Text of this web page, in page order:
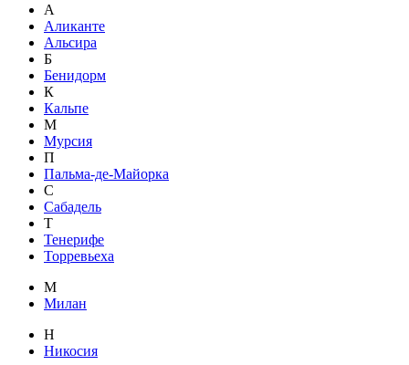
А
Аликанте
Альсира
Б
Бенидорм
К
Кальпе
М
Мурсия
П
Пальма-де-Майорка
С
Сабадель
Т
Тенерифе
Торревьеха
М
Милан
Н
Никосия